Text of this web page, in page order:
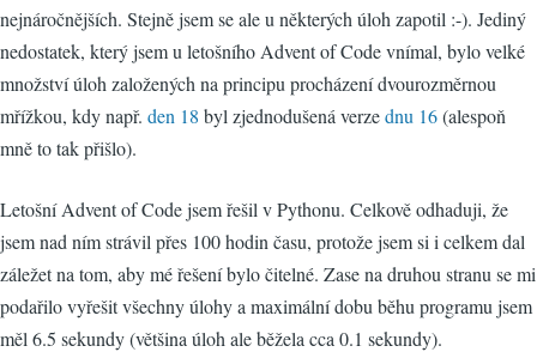
nejnáročnějších. Stejně jsem se ale u některých úloh zapotil :-). Jediný
nedostatek, který jsem u letošního Advent of Code vnímal, bylo velké
množství úloh založených na principu procházení dvourozměrnou
mřížkou, kdy např. den 18 byl zjednodušená verzednu 16(alespoň
mně to tak přišlo).
Letošní Advent of Code jsem řešil v Pythonu. Celkově odhaduji, že
jsem nad ním strávil přes 100 hodin času, protože jsem si i celkem dal
záležet na tom, aby mé řešení bylo čitelné. Zase na druhou stranu se mi
podařilo vyřešit všechny úlohy a maximální dobu běhu programu jsem
měl 6.5 sekundy (většina úloh ale běžela cca 0.1 sekundy).